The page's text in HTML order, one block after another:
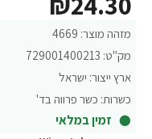
מזהה מוצר: 4669
מק"ט: 729001400213
ארץ ייצור: ישראל
כשרות: כשר פרווה בד'
זמין במלאי